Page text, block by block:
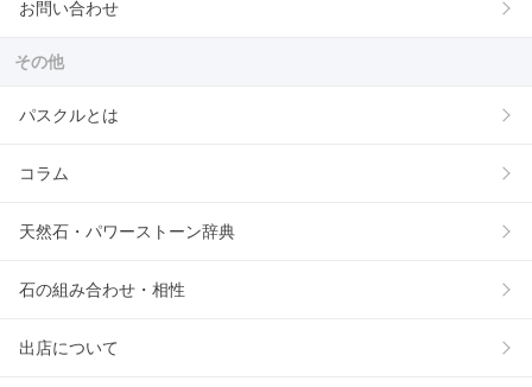
お問い合わせ
その他
パスクルとは
コラム
天然石・パワーストーン辞典
石の組み合わせ・相性
出店について